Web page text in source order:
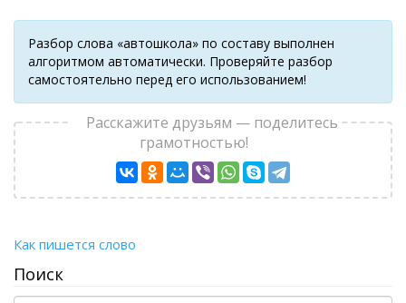
Разбор слова «автошкола» по составу выполнен
алгоритмом автоматически. Проверяйте разбор
самостоятельно перед его использованием!
Расскажите друзьям — поделитесь
грамотностью!
Как пишется слово
Поиск